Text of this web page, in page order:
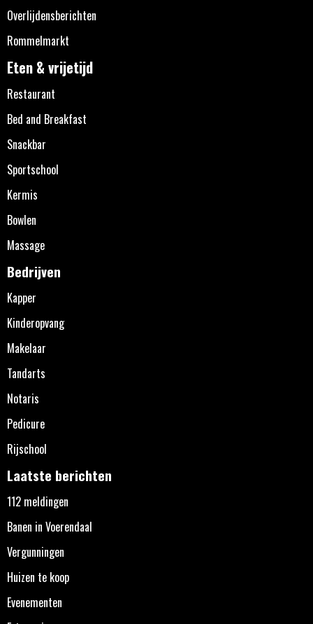
Overlijdensberichten
Rommelmarkt
Eten & vrijetijd
Restaurant
Bed and Breakfast
Snackbar
Sportschool
Kermis
Bowlen
Massage
Bedrijven
Kapper
Kinderopvang
Makelaar
Tandarts
Notaris
Pedicure
Rijschool
Laatste berichten
112 meldingen
Banen in Voerendaal
Vergunningen
Huizen te koop
Evenementen